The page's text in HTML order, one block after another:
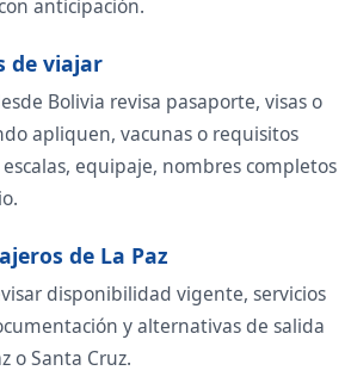
anticipación.
de viajar
Bolivia revisa pasaporte, visas o
apliquen, vacunas o requisitos
equipaje, nombres completos
de La Paz
disponibilidad vigente, servicios
y alternativas de salida
o Santa Cruz.